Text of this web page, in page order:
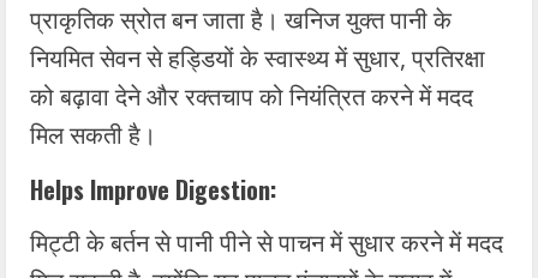
प्राकृतिक स्रोत बन जाता है। खनिज युक्त पानी के
नियमित सेवन से हड्डियों के स्वास्थ्य में सुधार, प्रतिरक्षा
को बढ़ावा देने और रक्तचाप को नियंत्रित करने में मदद
मिल सकती है।
Helps Improve Digestion:
मिट्टी के बर्तन से पानी पीने से पाचन में सुधार करने में मदद